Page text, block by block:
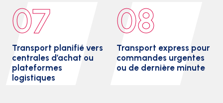
07
Transport planifié vers
centrales d’achat ou
plateformes
logistiques
08
Transport express pour
commandes urgentes
ou de dernière minute